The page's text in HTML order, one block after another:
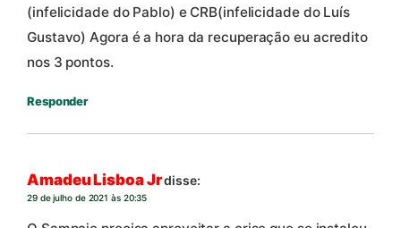
(infelicidade do Pablo) e CRB(infelicidade do Luís
Gustavo) Agora é a hora da recuperação eu acredito
nos 3 pontos.
Responder
Amadeu Lisboa Jrdisse:
29 de julho de 2021 às 20:35